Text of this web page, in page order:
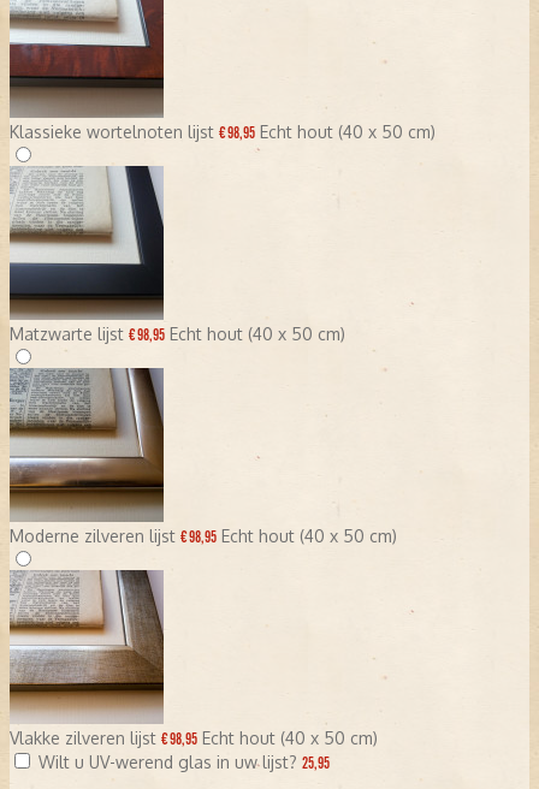
Klassieke wortelnoten lijst € 98,95 Echt hout (40 x 50 cm)
Matzwarte lijst € 98,95 Echt hout (40 x 50 cm)
Moderne zilveren lijst € 98,95 Echt hout (40 x 50 cm)
Vlakke zilveren lijst € 98,95 Echt hout (40 x 50 cm)
Wilt u UV-werend glas in uw lijst? 25,95